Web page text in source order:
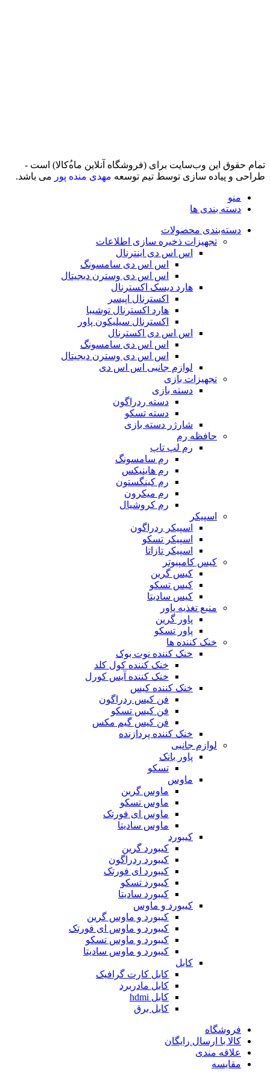
تمام حقوق اين وب‌سايت برای (فروشگاه آنلاین ماه‌‌‌‌‌‌ُکالا) است -
طراحی و پیاده سازی توسط تیم توسعه مهدی منده پور می باشد.
منو
دسته بندی ها
دسته‌بندی محصولات
تجهیزات ذخیره سازی اطلاعات
اس اس دی اینترنال
اس اس دی سامسونگ
اس اس دی وسترن دیجیتال
هارد دیسک اکسترنال
اکسترنال اپیسر
هارد اکسترنال توشیبا
اکسترنال سیلیکون پاور
اس اس دی اکسترنال
اس اس دی سامسونگ
اس اس دی وسترن دیجیتال
لوازم جانبی اس اس دی
تجهیزات بازی
دسته بازی
دسته ردراگون
دسته تسکو
شارژر دسته بازی
حافظه رم
رم لپ تاپ
رم سامسونگ
رم هاینیکس
رم کینگستون
رم میکرون
رم کروشیال
اسپیکر
اسپیکر ردراگون
اسپیکر تسکو
اسپیکر تازاتا
کیس کامپیوتر
کیس گرین
کیس تسکو
کیس سادیتا
منبع تغذیه‌ پاور
پاور گرین
پاور تسکو
خنک کننده ها
خنک کننده نوت بوک
خنک کننده کول کلد
خنک کننده آیس کورل
خنک کننده کیس
فن کیس ردراگون
فن کیس تسکو
فن کیس گیم مکس
خنک کننده پردازنده
لوازم جانبی
پاور بانک
تسکو
ماوس
ماوس گرین
ماوس تسکو
ماوس ای فورتک
ماوس سادیتا
کیبورد
کیبورد گرین
کیبورد ردراگون
کیبورد ای فورتک
کیبورد تسکو
کیبورد سادیتا
کیبورد و ماوس
کیبورد و ماوس گرین
کیبورد و ماوس ای فورتک
کیبورد و ماوس تسکو
کیبورد و ماوس سادیتا
کابل
کابل کارت گرافیک
کابل مادربرد
کابل hdmi
کابل برق
فروشگاه
کالا با ارسال رایگان
علاقه مندی
مقایسه